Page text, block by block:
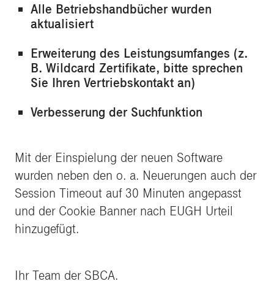
Alle Betriebshandbücher wurden
aktualisiert
Erweiterung des Leistungsumfanges (z.
B. Wildcard Zertifikate, bitte sprechen
Sie Ihren Vertriebskontakt an)
Verbesserung der Suchfunktion
Mit der Einspielung der neuen Software
wurden neben den o. a. Neuerungen auch der
Session Timeout auf 30 Minuten angepasst
und der Cookie Banner nach EUGH Urteil
hinzugefügt.
Ihr Team der SBCA.